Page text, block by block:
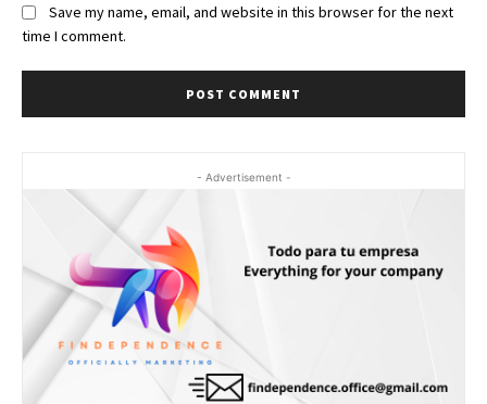
Save my name, email, and website in this browser for the next
time I comment.
- Advertisement -